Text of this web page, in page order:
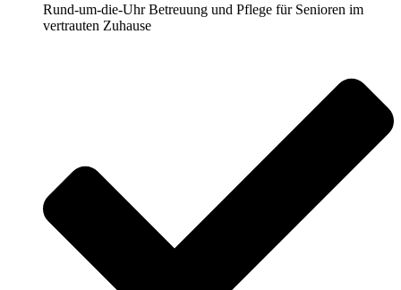
Rund-um-die-Uhr Betreuung und Pflege für Senioren im
vertrauten Zuhause